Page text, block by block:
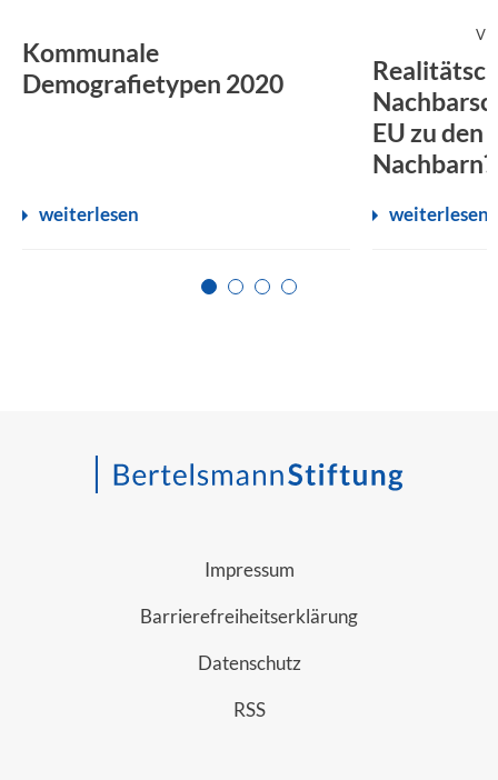
Kommunale
Demografietypen 2020
weiterlesen
EU zu den
Nachbarn?
weiterlesen
Zur Seite 1
Zur Seite 2
Zur Seite 3
Zur Seite 4
Impressum
Barrierefreiheitserklärung
Datenschutz
RSS